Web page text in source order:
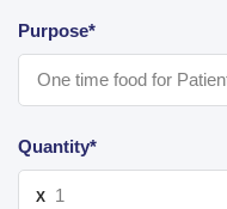
Purpose*
Quantity*
X